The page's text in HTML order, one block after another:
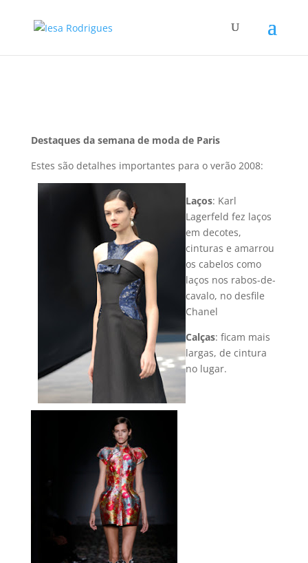
Destaques da semana de moda de Paris
Estes são detalhes importantes para o verão 2008:
Laços: Karl
Lagerfeld fez laços
em decotes,
cinturas e amarrou
os cabelos como
laços nos rabos-de-
cavalo, no desfile
Chanel
Calças: ficam mais
largas, de cintura
no lugar.